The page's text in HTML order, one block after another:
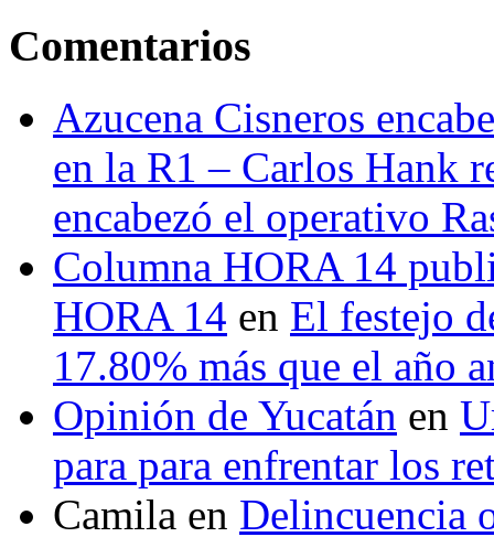
Comentarios
Azucena Cisneros
en la R1 – Carlos Hank
encabezó el operativo
Columna HORA 14
HORA 14 en El festejo
17.80% más que el año
Opinión de Yucatán en
para para enfrentar los
Camila en Delincuencia